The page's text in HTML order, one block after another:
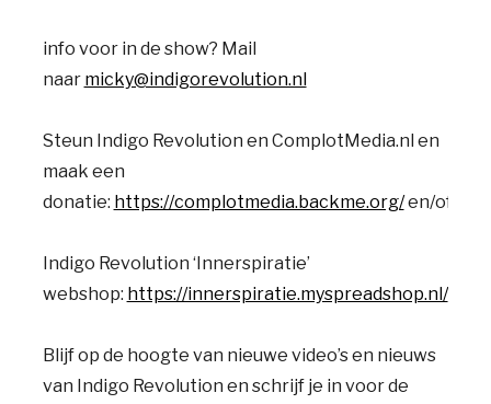
info voor in de show? Mail
naar micky@indigorevolution.nl
Steun Indigo Revolution en ComplotMedia.nl en
maak een
donatie: https://complotmedia.backme.org/en/of
Indigo Revolution ‘Innerspiratie’
webshop: https://innerspiratie.myspreadshop.nl/
Blijf op de hoogte van nieuwe video’s en nieuws
van Indigo Revolution en schrijf je in voor de